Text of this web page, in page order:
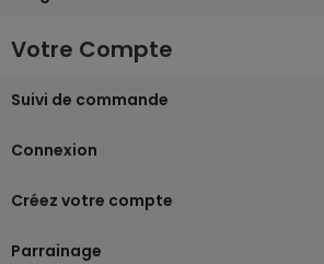
Votre Compte
Suivi de commande
Connexion
Créez votre compte
Parrainage